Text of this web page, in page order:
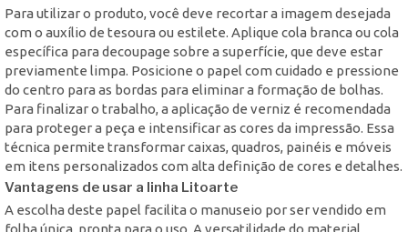
Para utilizar o produto, você deve recortar a imagem desejada
com o auxílio de tesoura ou estilete. Aplique cola branca ou cola
específica para decoupage sobre a superfície, que deve estar
previamente limpa. Posicione o papel com cuidado e pressione
do centro para as bordas para eliminar a formação de bolhas.
Para finalizar o trabalho, a aplicação de verniz é recomendada
para proteger a peça e intensificar as cores da impressão. Essa
técnica permite transformar caixas, quadros, painéis e móveis
em itens personalizados com alta definição de cores e detalhes.
Vantagens de usar a linha Litoarte
A escolha deste papel facilita o manuseio por ser vendido em
folha única, pronta para o uso. A versatilidade do material